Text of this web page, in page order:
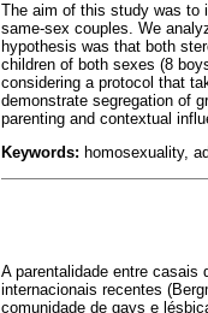
The aim of this study was to
same-sex couples. We
hypothesis was that both
children of both sexes (8
considering a protocol that
demonstrate segregation of
parenting and contextual
Keywords: homosexuality,
A parentalidade entre casais
internacionais recentes
comunidade de gays e